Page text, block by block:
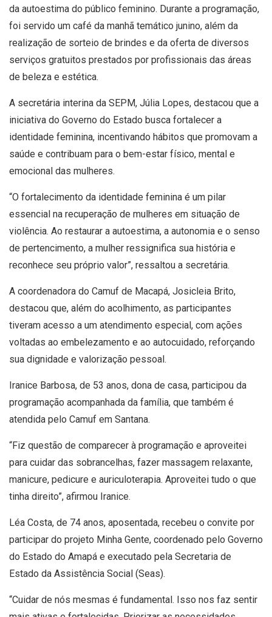
da autoestima do público feminino. Durante a programação,
foi servido um café da manhã temático junino, além da
realização de sorteio de brindes e da oferta de diversos
serviços gratuitos prestados por profissionais das áreas
de beleza e estética.
A secretária interina da SEPM, Júlia Lopes, destacou que a
iniciativa do Governo do Estado busca fortalecer a
identidade feminina, incentivando hábitos que promovam a
saúde e contribuam para o bem-estar físico, mental e
emocional das mulheres.
“O fortalecimento da identidade feminina é um pilar
essencial na recuperação de mulheres em situação de
violência. Ao restaurar a autoestima, a autonomia e o senso
de pertencimento, a mulher ressignifica sua história e
reconhece seu próprio valor”, ressaltou a secretária.
A coordenadora do Camuf de Macapá, Josicleia Brito,
destacou que, além do acolhimento, as participantes
tiveram acesso a um atendimento especial, com ações
voltadas ao embelezamento e ao autocuidado, reforçando
sua dignidade e valorização pessoal.
Iranice Barbosa, de 53 anos, dona de casa, participou da
programação acompanhada da família, que também é
atendida pelo Camuf em Santana.
“Fiz questão de comparecer à programação e aproveitei
para cuidar das sobrancelhas, fazer massagem relaxante,
manicure, pedicure e auriculoterapia. Aproveitei tudo o que
tinha direito”, afirmou Iranice.
Léa Costa, de 74 anos, aposentada, recebeu o convite por
participar do projeto Minha Gente, coordenado pelo Governo
do Estado do Amapá e executado pela Secretaria de
Estado da Assistência Social (Seas).
“Cuidar de nós mesmas é fundamental. Isso nos faz sentir